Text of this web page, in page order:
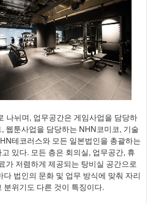
나뉘며, 업무공간은 게임사업을 담당하
웹툰사업을 담당하는 NHN코미코, 기술
테코러스와 모든 일본법인을 총괄하는
있다. 모든 층은 회의실, 업무공간, 휴
가 저렴하게 제공되는 탕비실 공간으로
다 법인의 문화 및 업무 방식에 맞춰 자리
분위기도 다른 것이 특징이다.